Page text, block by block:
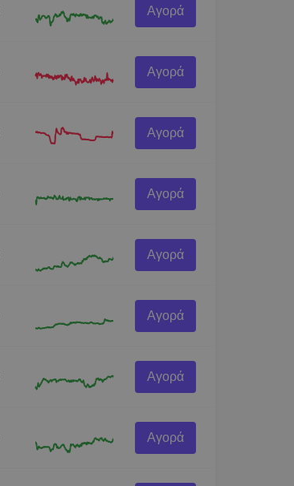
Αγορά
Αγορά
Αγορά
Αγορά
Αγορά
Αγορά
Αγορά
Αγορά